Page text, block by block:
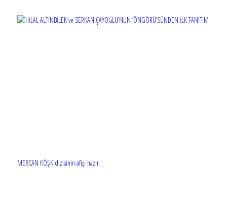
MERCAN KÖŞK dizisinin afişi hazır